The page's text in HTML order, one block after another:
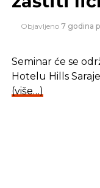
(više…)